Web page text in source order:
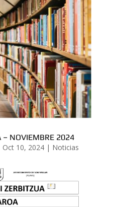
– NOVIEMBRE 2024
Oct 10, 2024| Noticias